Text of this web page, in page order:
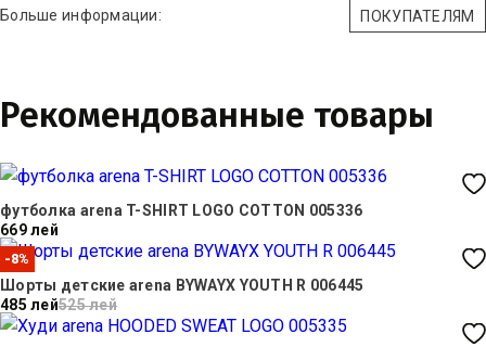
Больше информации: ПОКУПАТЕЛЯМ
Рекомендованные товары
футболка arena T-SHIRT LOGO COTTON 005336
669 лей
-8%
Шорты детские arena BYWAYX YOUTH R 006445
485 лей525 лей